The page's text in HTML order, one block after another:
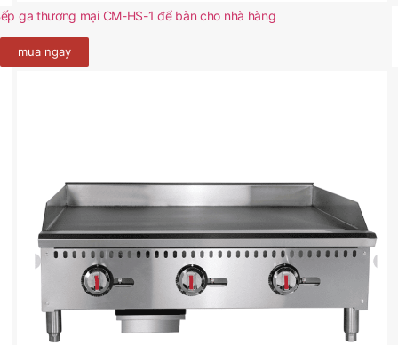
ga thương mại CM-HS-1 để bàn cho nhà hàng
mua ngay